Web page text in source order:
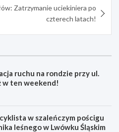
Zatrzymanie uciekiniera po
czterech latach!
ruchu na rondzie przy ul.
w ten weekend!
w szaleńczym pościgu
leśnego w Lwówku Śląskim